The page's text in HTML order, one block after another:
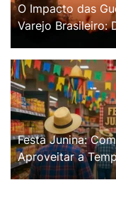
O Impacto das
Varejo Brasileiro:
Festa Junina:
Aproveitar a